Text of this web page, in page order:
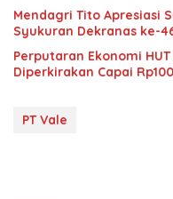
Mendagri Tito Apresiasi
Syukuran Dekranas ke-
Perputaran Ekonomi
Diperkirakan Capai
PT Vale